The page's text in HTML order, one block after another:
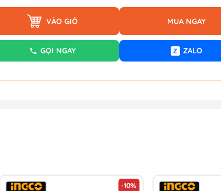
VÀO GIỎ MUA NGAY
GỌI NGAY Z ZALO
-10%